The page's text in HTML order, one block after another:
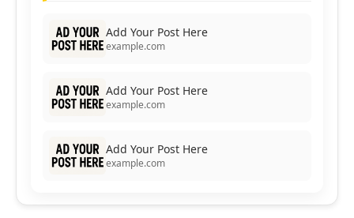
Add Your Post Here
example.com
Add Your Post Here
example.com
Add Your Post Here
example.com